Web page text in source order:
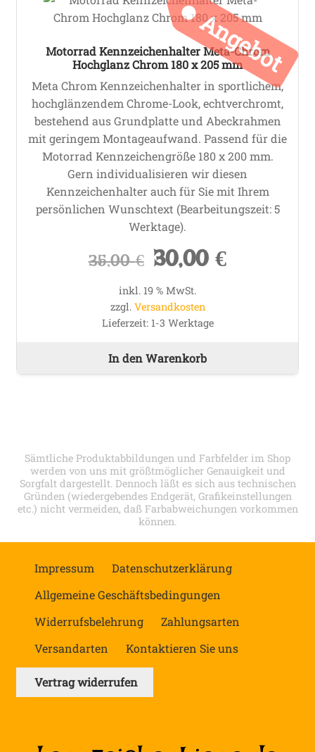
Motorrad Kennzeichenhalter Meta-Chrom
Hochglanz Chrom 180 x 205 mmAngebot
Meta Chrom Kennzeichenhalter in sportlichem,
hochglänzendem Chrome-Look, echtverchromt,
bestehend aus Grundplatte und Abeckrahmen
mit geringem Montageaufwand. Passend für die
Motorrad Kennzeichengröße 180 x 200 mm.
Gern individualisieren wir diesen
Kennzeichenhalter auch für Sie mit Ihrem
persönlichen Wunschtext (Bearbeitungszeit: 5
Werktage).
35,00€
Ursprünglicher
war:
35,00 €
30,00€Aktueller
inkl. 19 % MwSt.
zzgl. Versandkosten
Lieferzeit: 1-3 Werktage
In den Warenkorb
Sämtliche Produktabbildungen und Farbfelder im Shop
werden von uns mit größtmöglicher Genauigkeit und
Sorgfalt dargestellt. Dennoch läßt es sich aus technischen
Gründen (wiedergebendes Endgerät, Grafikeinstellungen
etc.) nicht vermeiden, daß Farbabweichungen vorkommen
können.
Impressum
Datenschutzerklärung
Allgemeine Geschäftsbedingungen
Widerrufsbelehrung
Zahlungsarten
Versandarten
Kontaktieren Sie uns
Vertrag widerrufen